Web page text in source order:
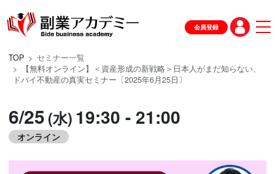
会員登録
TOP
セミナー一覧
【無料オンライン】＜資産形成の新戦略＞日本人がまだ知らない、
ドバイ不動産の真実セミナー〔2025年6月25日〕
6/25 (水) 19:30 - 21:00
オンライン